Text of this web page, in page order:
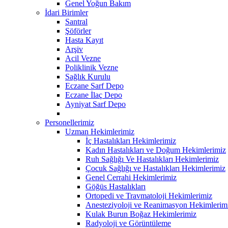
Genel Yoğun Bakım
İdari Birimler
Santral
Şöförler
Hasta Kayıt
Arşiv
Acil Vezne
Poliklinik Vezne
Sağlık Kurulu
Eczane Sarf Depo
Eczane İlaç Depo
Ayniyat Sarf Depo
Personellerimiz
Uzman Hekimlerimiz
İç Hastalıkları Hekimlerimiz
Kadın Hastalıkları ve Doğum Hekimlerimiz
Ruh Sağlığı Ve Hastalıkları Hekimlerimiz
Çocuk Sağlığı ve Hastalıkları Hekimlerimiz
Genel Cerrahi Hekimlerimiz
Göğüs Hastalıkları
Ortopedi ve Travmatoloji Hekimlerimiz
Anesteziyoloji ve Reanimasyon
Kulak Burun Boğaz Hekimlerimiz
Radyoloji ve Görüntüleme